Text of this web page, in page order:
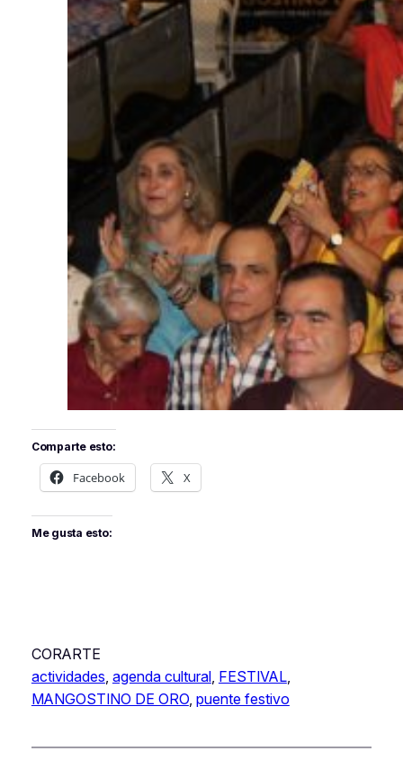
Comparte esto:
Facebook X
Me gusta esto:
CORARTE
actividades agenda cultural, FESTIVAL
MANGOSTINO DE ORO, puente festivo